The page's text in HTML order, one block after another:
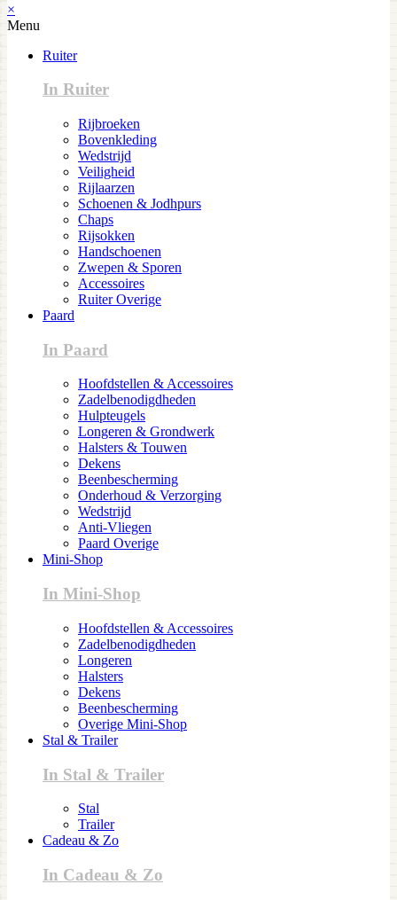
×
Menu
Ruiter
In Ruiter
Rijbroeken
Bovenkleding
Wedstrijd
Veiligheid
Rijlaarzen
Schoenen & Jodhpurs
Chaps
Rijsokken
Handschoenen
Zwepen & Sporen
Accessoires
Ruiter Overige
Paard
In Paard
Hoofdstellen & Accessoires
Zadelbenodigdheden
Hulpteugels
Longeren & Grondwerk
Halsters & Touwen
Dekens
Beenbescherming
Onderhoud & Verzorging
Wedstrijd
Anti-Vliegen
Paard Overige
Mini-Shop
In Mini-Shop
Hoofdstellen & Accessoires
Zadelbenodigdheden
Longeren
Halsters
Dekens
Beenbescherming
Overige Mini-Shop
Stal & Trailer
In Stal & Trailer
Stal
Trailer
Cadeau & Zo
In Cadeau & Zo